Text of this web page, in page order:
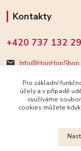
Kontakty
+420 737 132
Pro základní
účely a v případě
využíváme
cookies můžete